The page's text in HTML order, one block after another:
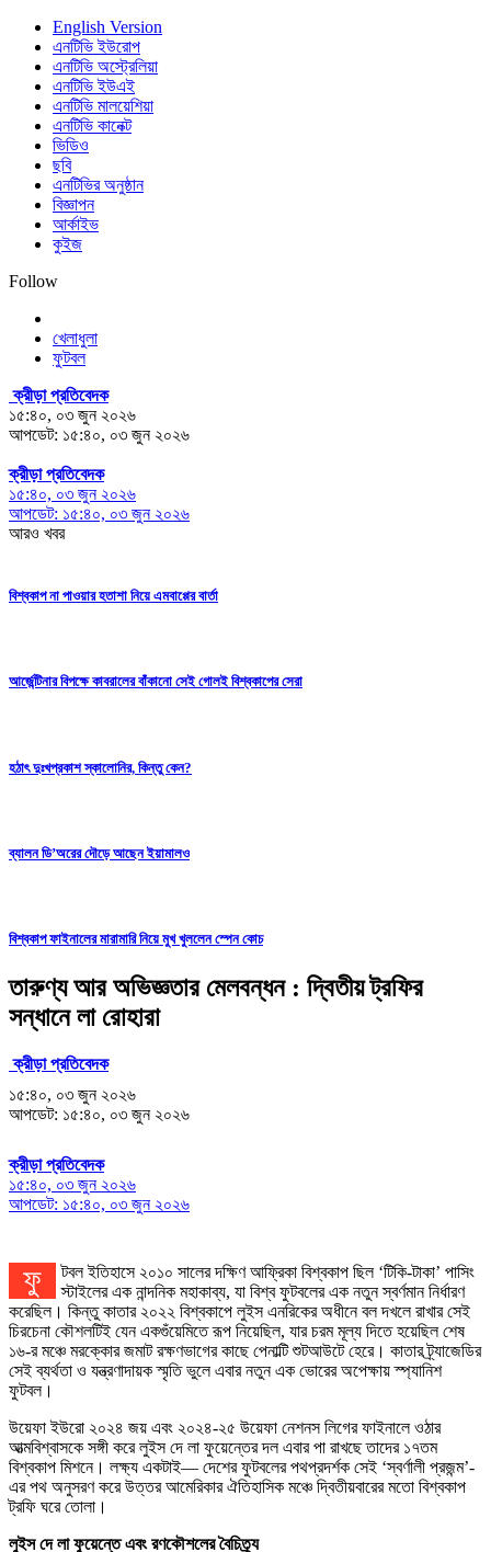
English Version
এনটিভি ইউরোপ
এনটিভি অস্ট্রেলিয়া
এনটিভি ইউএই
এনটিভি মালয়েশিয়া
এনটিভি কানেক্ট
ভিডিও
ছবি
এনটিভির অনুষ্ঠান
বিজ্ঞাপন
আর্কাইভ
কুইজ
Follow
খেলাধুলা
ফুটবল
ক্রীড়া প্রতিবেদক
১৫:৪০, ০৩ জুন ২০২৬
আপডেট: ১৫:৪০, ০৩ জুন ২০২৬
ক্রীড়া প্রতিবেদক
১৫:৪০, ০৩ জুন ২০২৬
আপডেট: ১৫:৪০, ০৩ জুন ২০২৬
আরও খবর
বিশ্বকাপ না পাওয়ার হতাশা নিয়ে এমবাপ্পের বার্তা
আর্জেন্টিনার বিপক্ষে কাবরালের বাঁকানো সেই গোলই বিশ্বকাপের সেরা
হঠাৎ দুঃখপ্রকাশ স্কালোনির, কিন্তু কেন?
ব্যালন ডি’অরের দৌড়ে আছেন ইয়ামালও
বিশ্বকাপ ফাইনালের মারামারি নিয়ে মুখ খুললেন স্পেন কোচ
তারুণ্য আর অভিজ্ঞতার মেলবন্ধন : দ্বিতীয় ট্রফির
সন্ধানে লা রোহারা
ক্রীড়া প্রতিবেদক
১৫:৪০, ০৩ জুন ২০২৬
আপডেট: ১৫:৪০, ০৩ জুন ২০২৬
ক্রীড়া প্রতিবেদক
১৫:৪০, ০৩ জুন ২০২৬
আপডেট: ১৫:৪০, ০৩ জুন ২০২৬
ফুটবল ইতিহাসে ২০১০ সালের দক্ষিণ আফ্রিকা বিশ্বকাপ ছিল ‘টিকি-টাকা’ পাসিং
স্টাইলের এক নান্দনিক মহাকাব্য, যা বিশ্ব ফুটবলের এক নতুন স্বর্ণমান নির্ধারণ
করেছিল। কিন্তু কাতার ২০২২ বিশ্বকাপে লুইস এনরিকের অধীনে বল দখলে রাখার সেই
চিরচেনা কৌশলটিই যেন একগুঁয়েমিতে রূপ নিয়েছিল, যার চরম মূল্য দিতে হয়েছিল শেষ
১৬-র মঞ্চে মরক্কোর জমাট রক্ষণভাগের কাছে পেনাল্টি শুটআউটে হেরে। কাতার ট্র্যাজেডির
সেই ব্যর্থতা ও যন্ত্রণাদায়ক স্মৃতি ভুলে এবার নতুন এক ভোরের অপেক্ষায় স্প্যানিশ
ফুটবল।
উয়েফা ইউরো ২০২৪ জয় এবং ২০২৪-২৫ উয়েফা নেশনস লিগের ফাইনালে ওঠার
আত্মবিশ্বাসকে সঙ্গী করে লুইস দে লা ফুয়েন্তের দল এবার পা রাখছে তাদের ১৭তম
বিশ্বকাপ মিশনে। লক্ষ্য একটাই— দেশের ফুটবলের পথপ্রদর্শক সেই ‘স্বর্ণালী প্রজন্ম’-
এর পথ অনুসরণ করে উত্তর আমেরিকার ঐতিহাসিক মঞ্চে দ্বিতীয়বারের মতো বিশ্বকাপ
ট্রফি ঘরে তোলা।
লুইস দে লা ফুয়েন্তে এবং রণকৌশলের বৈচিত্র্য